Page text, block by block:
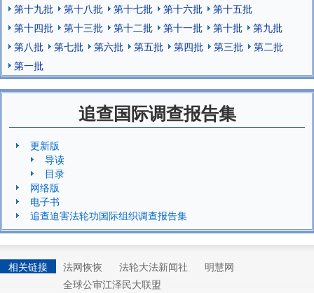
第十九批
第十八批 第十七批 第十六批
第十五批
第十四批
第十三批 第十二批 第十一批 第十批
第九批
第八批
第七批 第六批 第五批 第四批 第三批
第二批
第一批
追查国际调查报告集
更新版
导读
目录
网络版
电子书
追查迫害法轮功国际组织调查报告集
相关链接 法网恢恢 法轮大法新闻社
明慧网
全球公审江泽民大联盟